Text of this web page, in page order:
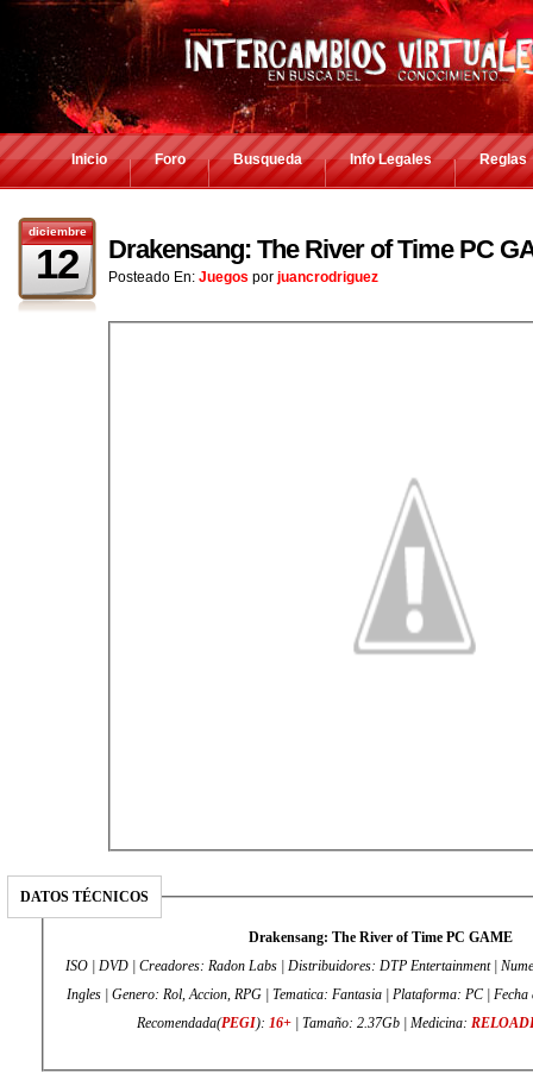
Inicio Foro Busqueda Info Legales Reglas
diciembre
12 Drakensang: The River of Time PC
Posteado En: Juegos por juancrodriguez
DATOS TÉCNICOS
Drakensang: The River of Time PC GAME
ISO | DVD | Creadores: Radon Labs | Distribuidores: DTP Entertainment |
Ingles | Genero: Rol, Accion, RPG | Tematica: Fantasia | Plataforma: PC |
Recomendada(PEGI): 16+ | Tamaño: 2.37Gb | Medicina: